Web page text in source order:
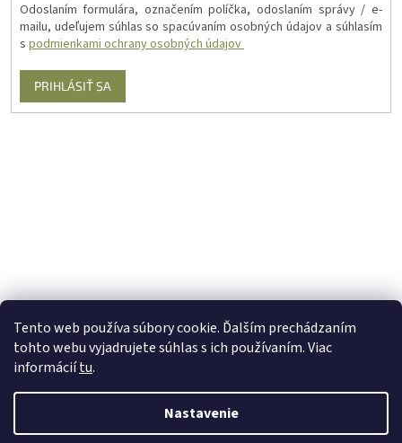
Tento web používa súbory cookie. Ďalším prechádzaním
tohto webu vyjadrujete súhlas s ich používaním. Viac
informáciítu.
Nastavenie
Odoslaním formulára, označením políčka, odoslaním správy / e-
mailu, udeľujem súhlas so spacúvaním osobných údajov a súhlasím
s podmienkami ochrany osobných údajov
PRIHLÁSIŤ SA
Vytvoril Shoptet